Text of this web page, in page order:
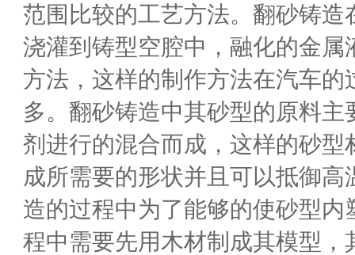
范围比较的工艺方法。翻砂铸
浇灌到铸型空腔中，融化的金
方法，这样的制作方法在汽车
多。翻砂铸造中其砂型的原料
剂进行的混合而成，这样的砂
成所需要的形状并且可以抵御
造的过程中为了能够的使砂型
程中需要先用木材制成其模型